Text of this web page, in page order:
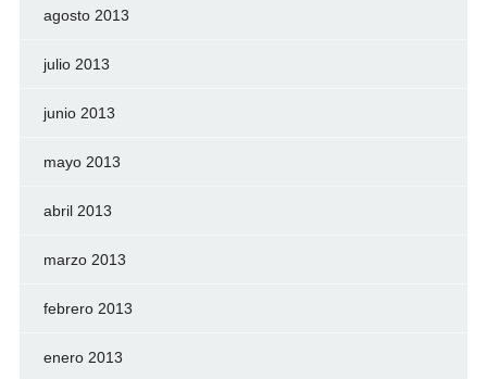
agosto 2013
julio 2013
junio 2013
mayo 2013
abril 2013
marzo 2013
febrero 2013
enero 2013